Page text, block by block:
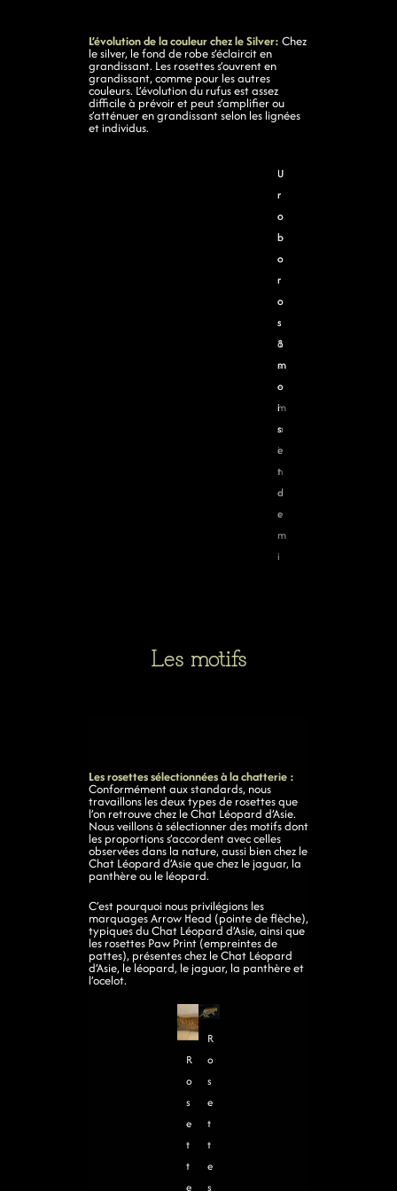
L’évolution de la couleur chez le Silver: Chez
le silver, le fond de robe s’éclaircit en
grandissant. Les rosettes s’ouvrent en
grandissant, comme pour les autres
couleurs. L’évolution du rufus est assez
difficile à prévoir et peut s’amplifier ou
s’atténuer en grandissant selon les lignées
et individus.
U
r
o
b
o
r
o
s
3
s
e
m
a
i
n
e
s
U
r
o
b
o
r
o
s
1
m
o
i
s
e
t
d
e
m
i
U
r
o
b
o
r
o
s
8
m
o
i
s
Les motifs
Les rosettes sélectionnées à la chatterie :
Conformément aux standards, nous
travaillons les deux types de rosettes que
l’on retrouve chez le Chat Léopard d’Asie.
Nous veillons à sélectionner des motifs dont
les proportions s’accordent avec celles
observées dans la nature, aussi bien chez le
Chat Léopard d’Asie que chez le jaguar, la
panthère ou le léopard.
C’est pourquoi nous privilégions les
marquages Arrow Head (pointe de flèche),
typiques du Chat Léopard d’Asie, ainsi que
les rosettes Paw Print (empreintes de
pattes), présentes chez le Chat Léopard
d’Asie, le léopard, le jaguar, la panthère et
l’ocelot.
R
o
s
e
t
t
e
R
o
s
e
t
t
e
s